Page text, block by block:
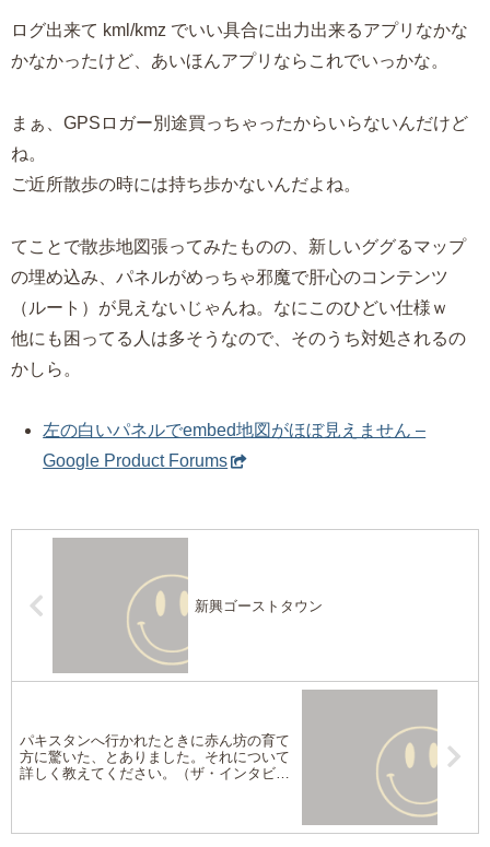
ログ出来て kml/kmz でいい具合に出力出来るアプリなかな
かなかったけど、あいほんアプリならこれでいっかな。
まぁ、GPSロガー別途買っちゃったからいらないんだけど
ね。
ご近所散歩の時には持ち歩かないんだよね。
てことで散歩地図張ってみたものの、新しいググるマップ
の埋め込み、パネルがめっちゃ邪魔で肝心のコンテンツ
（ルート）が見えないじゃんね。なにこのひどい仕様ｗ
他にも困ってる人は多そうなので、そのうち対処されるの
かしら。
左の白いパネルでembed地図がほぼ見えません –
Google Product Forums
新興ゴーストタウン
パキスタンへ行かれたときに赤ん坊の育て
方に驚いた、とありました。それについて
詳しく教えてください。（ザ・インタビュ